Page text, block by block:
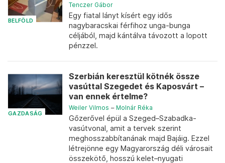
BELFÖLD
Tenczer Gábor
Egy fiatal lányt kísért egy idős
nagybaracskai férfihoz unga-bunga
céljából, majd kántálva távozott a lopott
pénzzel.
GAZDASÁG
Szerbián keresztül kötnék össze
vasúttal Szegedet és Kaposvárt –
van ennek értelme?
Weiler Vilmos – Molnár Réka
Gőzerővel épül a Szeged–Szabadka-
vasútvonal, amit a tervek szerint
meghosszabbítanának majd Bajáig. Ezzel
létrejönne egy Magyarország déli városait
összekötő, hosszú kelet–nyugati